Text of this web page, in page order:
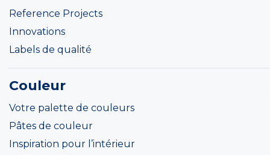
Reference Projects
Innovations
Labels de qualité
Couleur
Votre palette de couleurs
Pâtes de couleur
Inspiration pour l’intérieur